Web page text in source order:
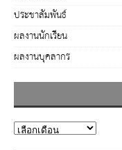
ประชาสัมพันธ์
ผลงานนักเรียน
ผลงานบุคลากร